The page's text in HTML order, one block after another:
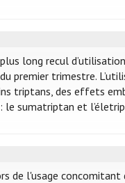
long recul
premier trimestre.
triptans, des effets
le sumatriptan et
de l'usage